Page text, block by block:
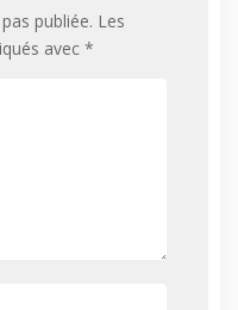
publiée. Les
avec *